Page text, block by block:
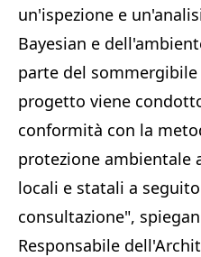
un'ispezione e
Bayesian e
parte del
progetto viene
conformità con la
protezione ambientale
locali e statali a
consultazione",
Responsabile